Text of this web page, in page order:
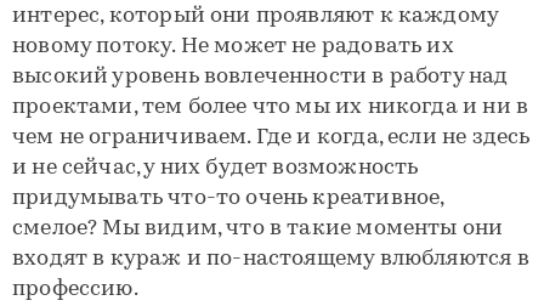
интерес, который они проявляют к каждому
новому потоку. Не может не радовать их
высокий уровень вовлеченности в работу над
проектами, тем более что мы их никогда и ни в
чем не ограничиваем. Где и когда, если не здесь
и не сейчас, у них будет возможность
придумывать что-то очень креативное,
смелое? Мы видим, что в такие моменты они
входят в кураж и по-настоящему влюбляются в
профессию.